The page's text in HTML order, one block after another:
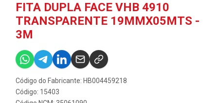
FITA DUPLA FACE VHB 4910
TRANSPARENTE 19MMX05MTS -
3M
Código do Fabricante: HB004459218
Código: 15403